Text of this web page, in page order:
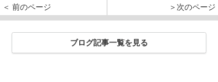
＜ 前のページ
＞次のページ
ブログ記事一覧を見る